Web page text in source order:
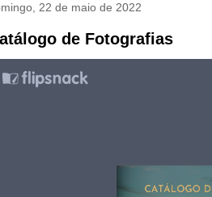
22 de maio de 2022
de Fotografias